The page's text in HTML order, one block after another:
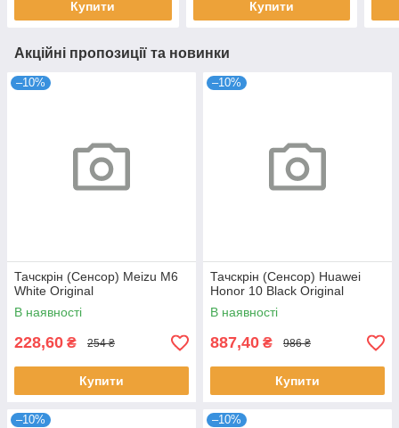
Купити Купити
Акційні пропозиції та новинки
–10%
Тачскрін (Сенсор) Meizu M6
White Original
В наявності
228,60 ₴ 254 ₴
Купити
–10%
Тачскрін (Сенсор) Huawei
Honor 10 Black Original
В наявності
887,40 ₴ 986 ₴
Купити
–10% –10%